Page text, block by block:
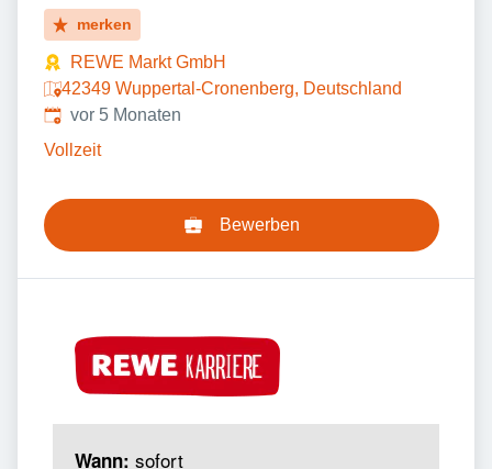
merken
REWE Markt GmbH
42349 Wuppertal-Cronenberg, Deutschland
Veröffentlicht:
vor 5 Monaten
Vollzeit
Bewerben